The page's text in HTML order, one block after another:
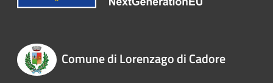
Comune di Lorenzago di Cadore